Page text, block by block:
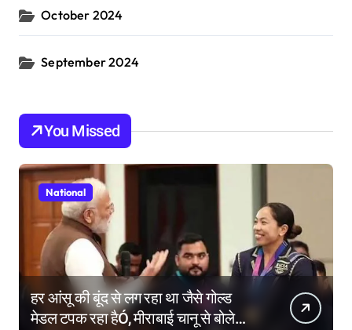
October 2024
September 2024
You Missed
National
हर आंसू की बूंद से लग रहा था जैसे गोल्ड
मेडल टपक रहा हैÓ, मीराबाई चानू से बोले